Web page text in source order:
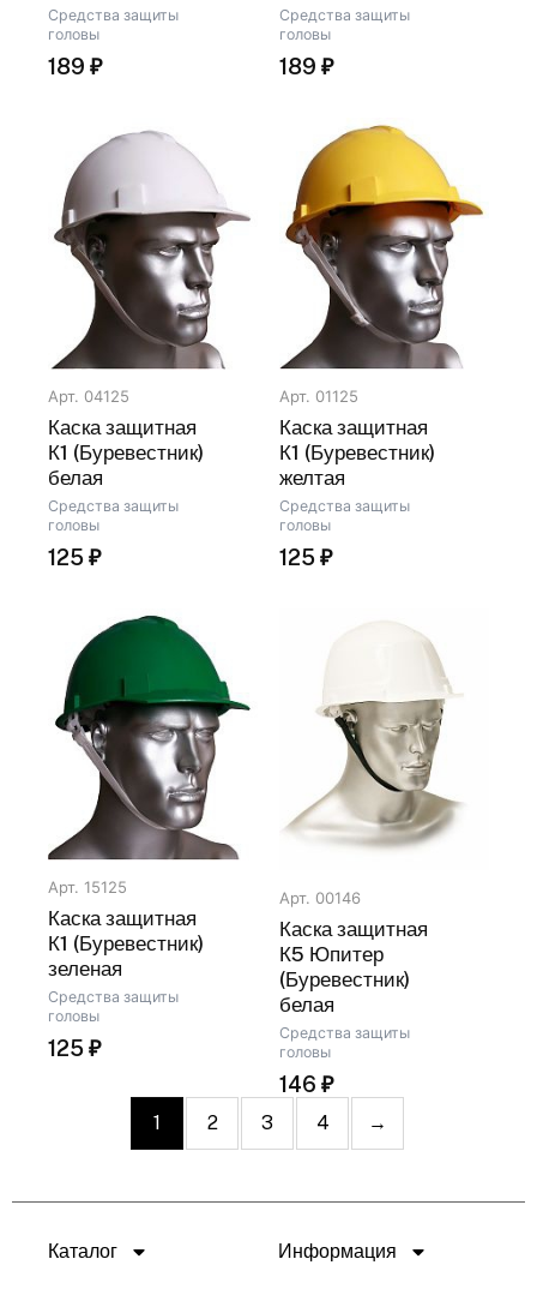
Средства защиты
головы
189 ₽
Средства защиты
головы
189 ₽
Арт. 04125
Средства защиты
головы
Каска защитная
К1 (Буревестник)
белая
125₽
Арт. 01125
Средства защиты
головы
Каска защитная
К1 (Буревестник)
желтая
125₽
Арт. 15125
Средства защиты
головы
Каска защитная
К1 (Буревестник)
зеленая
125₽
Арт. 00146
Средства защиты
головы
Каска защитная
К5 Юпитер
(Буревестник)
белая
146 ₽
1 2 3 4 →
Каталог Информация